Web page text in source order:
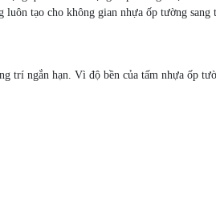
tạo cho không gian nhựa ốp tường sang
trí ngắn hạn. Vì độ bền của tấm nhựa ốp